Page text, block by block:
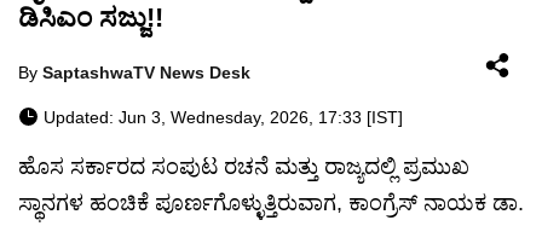
ಡಿಸಿಎಂ ಸಜ್ಜು!!
By SaptashwaTV News Desk
Updated: Jun 3, Wednesday, 2026, 17:33 [IST]
ಹೊಸ ಸರ್ಕಾರದ ಸಂಪುಟ ರಚನೆ ಮತ್ತು ರಾಜ್ಯದಲ್ಲಿ ಪ್ರಮುಖ
ಸ್ಥಾನಗಳ ಹಂಚಿಕೆ ಪೂರ್ಣಗೊಳ್ಳುತ್ತಿರುವಾಗ, ಕಾಂಗ್ರೆಸ್ ನಾಯಕ ಡಾ.